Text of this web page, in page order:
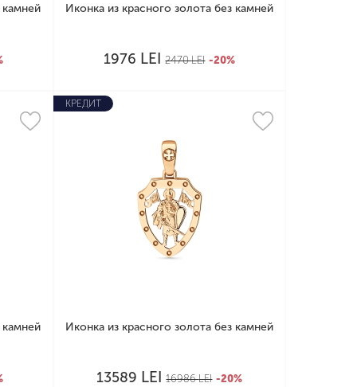
камней Иконка из красного золота без камней
1976 LEI 2470LEI -20%
камней
КРЕДИТ
Иконка из красного золота без камней
13589 LEI 16986LEI -20%